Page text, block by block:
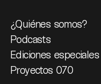
¿Quiénes somos?
Podcasts
Ediciones especiales
Proyectos 070